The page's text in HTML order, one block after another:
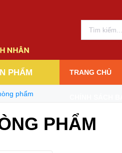
PHẨM TRANG CHỦ
phẩm
PHẨM